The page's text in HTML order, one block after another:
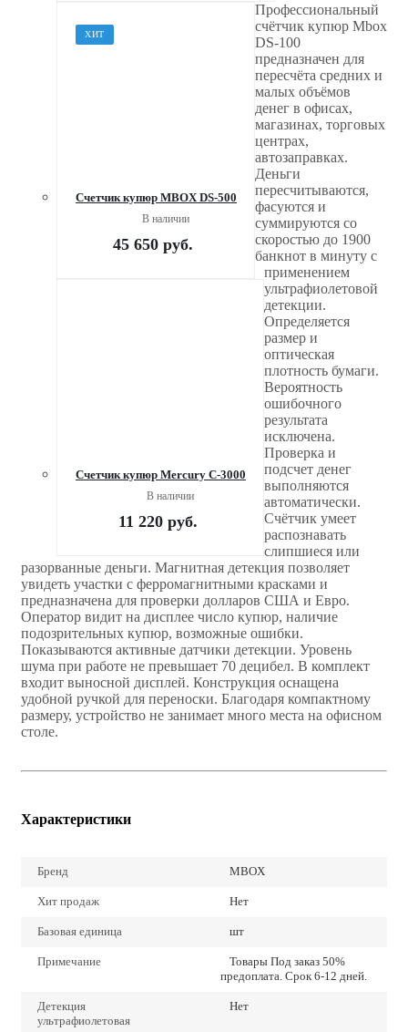
ХИТ
Счетчик купюр MBOX DS-500
В наличии
45 650 руб.
Счетчик купюр Mercury С-3000
В наличии
11 220руб.
Профессиональный
счётчик купюр Mbox
DS-100
предназначен для
пересчёта средних и
малых объёмов
денег в офисах,
магазинах, торговых
центрах,
автозаправках.
Деньги
пересчитываются,
фасуются и
суммируются со
скоростью до 1900
банкнот в минуту с
применением
ультрафиолетовой
детекции.
Определяется
размер и
оптическая
плотность бумаги.
Вероятность
ошибочного
результата
исключена.
Проверка и
подсчет денег
выполняются
автоматически.
Счётчик умеет
распознавать
слипшиеся или
разорванные деньги. Магнитная детекция позволяет
увидеть участки с ферромагнитными красками и
предназначена для проверки долларов США и Евро.
Оператор видит на дисплее число купюр, наличие
подозрительных купюр, возможные ошибки.
Показываются активные датчики детекции. Уровень
шума при работе не превышает 70 децибел. В комплект
входит выносной дисплей. Конструкция оснащена
удобной ручкой для переноски. Благодаря компактному
размеру, устройство не занимает много места на офисном
столе.
Характеристики
Бренд MBOX
Хит продаж Нет
Базовая единица шт
Примечание
Товары Под заказ 50%
предоплата. Срок 6-12 дней.
Детекция
ультрафиолетовая
Нет